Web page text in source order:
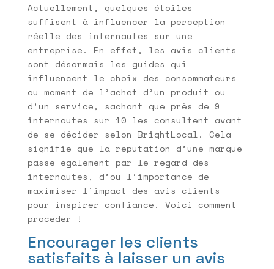
Actuellement, quelques étoiles
suffisent à influencer la perception
réelle des internautes sur une
entreprise. En effet, les avis clients
sont désormais les guides qui
influencent le choix des consommateurs
au moment de l’achat d’un produit ou
d’un service, sachant que près de 9
internautes sur 10 les consultent avant
de se décider selon BrightLocal. Cela
signifie que la réputation d’une marque
passe également par le regard des
internautes, d’où l’importance de
maximiser l’impact des avis clients
pour inspirer confiance. Voici comment
procéder !
Encourager les clients
satisfaits à laisser un avis